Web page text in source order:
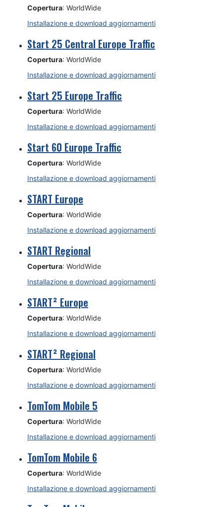
Copertura: WorldWide
Installazione e download aggiornamenti
Start 25 Central Europe Traffic
Copertura: WorldWide
Installazione e download aggiornamenti
Start 25 Europe Traffic
Copertura: WorldWide
Installazione e download aggiornamenti
Start 60 Europe Traffic
Copertura: WorldWide
Installazione e download aggiornamenti
START Europe
Copertura: WorldWide
Installazione e download aggiornamenti
START Regional
Copertura: WorldWide
Installazione e download aggiornamenti
START² Europe
Copertura: WorldWide
Installazione e download aggiornamenti
START² Regional
Copertura: WorldWide
Installazione e download aggiornamenti
TomTom Mobile 5
Copertura: WorldWide
Installazione e download aggiornamenti
TomTom Mobile 6
Copertura: WorldWide
Installazione e download aggiornamenti